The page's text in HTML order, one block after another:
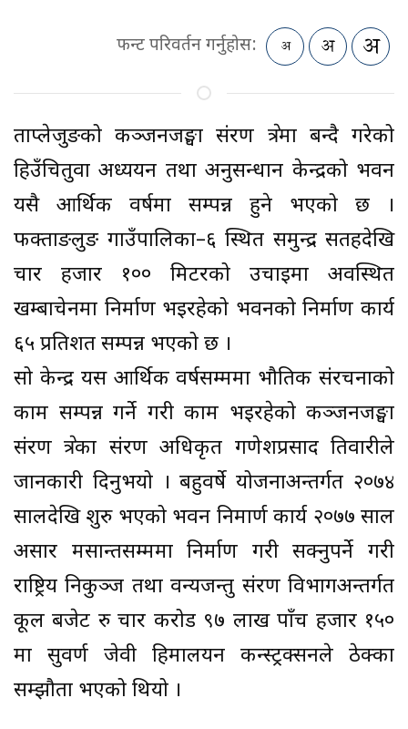
फन्ट परिवर्तन गर्नुहोस:
ताप्लेजुङको कञ्जनजङ्घा संरक्षण क्षेत्रमा बन्दै गरेको
हिउँचितुवा अध्ययन तथा अनुसन्धान केन्द्रको भवन
यसै आर्थिक वर्षमा सम्पन्न हुने भएको छ ।
फक्ताङलुङ गाउँपालिका–६ स्थित समुन्द्र सतहदेखि
चार हजार १०० मिटरको उचाइमा अवस्थित
खम्बाचेनमा निर्माण भइरहेको भवनको निर्माण कार्य
६५ प्रतिशत सम्पन्न भएको छ ।
सो केन्द्र यस आर्थिक वर्षसम्ममा भौतिक संरचनाको
काम सम्पन्न गर्ने गरी काम भइरहेको कञ्जनजङ्घा
संरक्षण क्षेत्रका संरक्षण अधिकृत गणेशप्रसाद तिवारीले
जानकारी दिनुभयो । बहुवर्षे योजनाअन्तर्गत २०७४
सालदेखि शुरु भएको भवन निमार्ण कार्य २०७७ साल
असार मसान्तसम्ममा निर्माण गरी सक्नुपर्ने गरी
राष्ट्रिय निकुञ्ज तथा वन्यजन्तु संरक्षण विभागअन्तर्गत
कूल बजेट रु चार करोड ९७ लाख पाँच हजार १५०
मा सुवर्ण जेवी हिमालयन कन्स्ट्रक्सनले ठेक्का
सम्झौता भएको थियो ।